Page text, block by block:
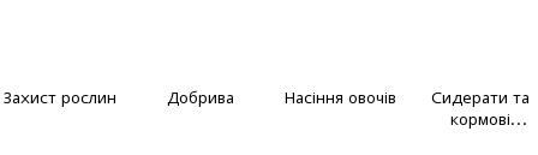
Захист рослин Добрива Насіння овочів
Сидерати та
кормові